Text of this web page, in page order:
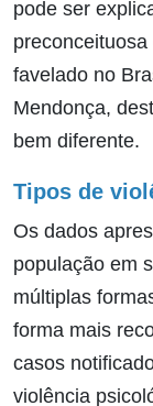
pode ser
favelado no
Mendonça,
bem diferente.
Tipos de
Os dados
população em
múltiplas
forma mais
casos
violência